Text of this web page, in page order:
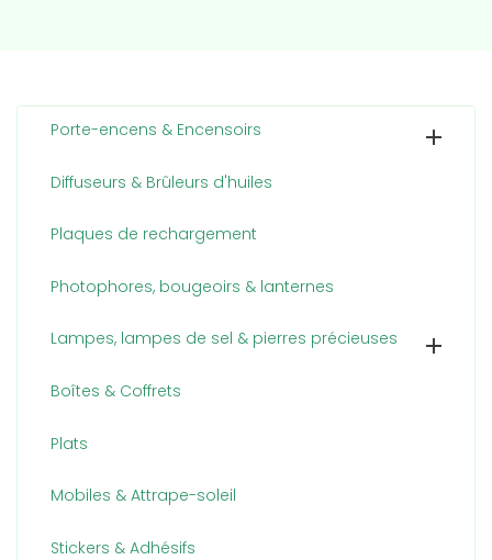
Porte-encens & Encensoirs 
Diffuseurs & Brûleurs d'huiles
Plaques de rechargement
Photophores, bougeoirs & lanternes
Lampes, lampes de sel & pierres précieuses 
Boîtes & Coffrets
Plats
Mobiles & Attrape-soleil
Stickers & Adhésifs